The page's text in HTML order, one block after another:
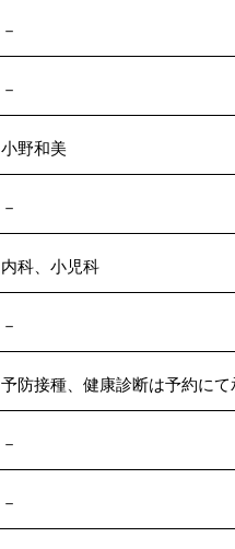
－
－
小野和美
－
内科、小児科
－
予防接種、健康診断は予約にて
－
－